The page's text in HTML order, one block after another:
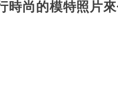
尚的模特照片來